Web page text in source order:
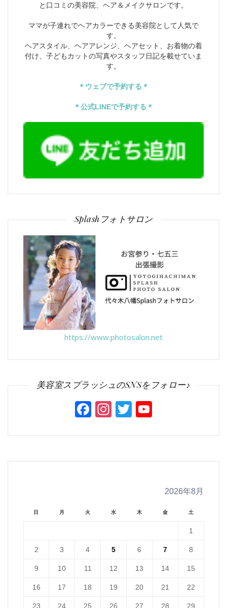
と口コミの美容院、ヘア＆メイクサロンです。
ママが子連れでヘアカラーできる美容院として人気で
す。
ヘアスタイル、ヘアアレンジ、ヘアセット、お着物の着
付け、子どもカットの写真やスタッフ日記を載せていま
す。
＊ウェブで予約する＊
＊公式LINEで予約する＊
Splashフォトサロン
https://www.photosalon.net
美容室スプラッシュのSNSをフォロー♪
Facebook
Instagram
Twitter
2026年8月
日 月 火 水 木 金 土
1
2 3 4 5 6 7 8
9 10 11 12 13 14 15
16 17 18 19 20 21 22
23 24 25 26 27 28 29